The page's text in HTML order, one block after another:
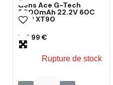
Gens Ace G-Tech
5000mAh 22.2V 60C
6S1P XT90
129,99 €
Rupture de stock